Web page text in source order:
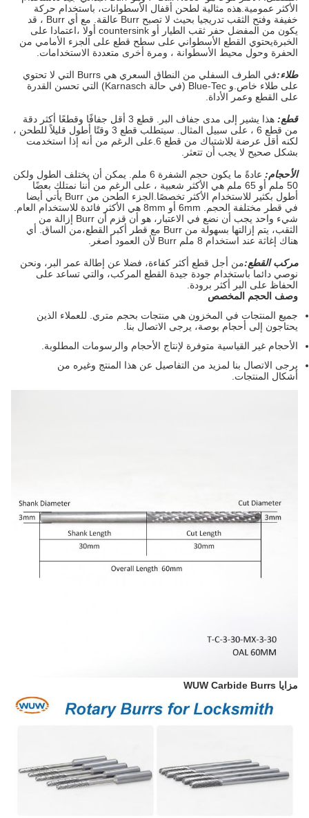
الأكثر عمومية.هذه مثالية لطحن أقفال الأسطوانات، باستخدام حركة
خفيفة وفتح الثقب تدريجيا بحيث لا تصبح Burr عالقة. مع أي Burr ، قد
يكون من المفضل حفر ثقب الطيار أو countersink أولا ،اعتمادا على
الخبرةيحتوي القطع الأسطواني على سطح قطع على الجزء الأمامي من
الحفرة وحول محيط الأسطوانة ، ومرة أخرى متعددة الاستخدامات.
طلاء:
في الطرف السفلي من النطاق السعري هي Burrs التي لا تحتوي
على طلاء خاص.و Blue-Tec (في حالة Karnasch) التي تحسن القدرة
على القطع وعمر الأداة.
قطع:
هذا يشير إلى مدى جفاف البر. قطع 3 أقل جفافًا وقطعًا أكثر دقة
من قطع 6 ، على سبيل المثال. سيتطلب قطع 3 وقتًا أطول قليلاً للطحن ،
لكنه أقل عرضة للاشتباك من قطع 6.على الرغم من أنه إذا استخدمت
بشكل صحيح لا يجب أن تتعثر.
الأحجام:
عادةً ما يكون حجم الشفرة 6 ملم. يمكن أن يختلف الطول ولكن
50 ملم أو 65 ملم هي الأكثر شعبية ، على الرغم من أننا نمتلك بعضًا
أطول بكثير للاستخدام الأكثر تخصصًا.الجزء الطحن من Burr يأتي أيضا
في قطر مختلفة الحجم. 6mm أو 8mm هي الأكثر فائدة للاستخدام العام.
شيء واحد يجب أن نضع في الاعتبار، هو أن قزم أن Burr إزالة من
الثقب، يتم إزالتها بسهولة من Burr مع قطر أكبر القطع،من الساق. أي
هناك إغاثة عند استخدام 8 ملم Burr لأن العمود أصغر.
مركب القطع:من أجل قطع أكثر كفاءة، فضلا عن إطالة عمر البر، ونحن
نوصي دائما باستخدام جودة جيدة القطع المركب، والتي تساعد على
الحفاظ على البر أكثر برودة.
وصف الحجم المخصص
جميع المنتجات في المخزون هي منتجات بحجم متري. للعملاء الذين
يحتاجون إلى أحجام بوصة، يرجى الاتصال بنا.
الأحجام غير القياسية متوفرة لإنتاج الأحجام والرسومات المطلوبة.
يرجى الاتصال بنا لمزيد من التفاصيل عن هذا المنتج وغيره من
أشكال المنتجات.
مزايا WUW Carbide Burrs